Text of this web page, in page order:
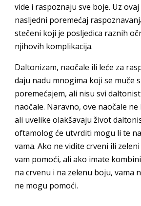
vide i raspoznaju sve boje. Uz
nasljedni poremećaj
stečeni koji je posljedica raznih
njihovih komplikacija.
Daltonizam, naočale ili leće za
daju nadu mnogima koji se muče
poremećajem, ali nisu svi
naočale. Naravno, ove naočale
ali uvelike olakšavaju život
oftamolog će utvrditi mogu li te
vama. Ako ne vidite crveni ili
vam pomoći, ali ako imate
na crvenu i na zelenu boju, vama
ne mogu pomoći.